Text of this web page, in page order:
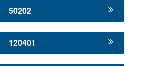
50202
120401